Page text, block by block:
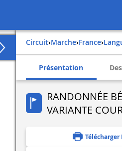
Circuit› Marche› france›
Présentation
RANDONNÉE
VARIANTE
Télécharger